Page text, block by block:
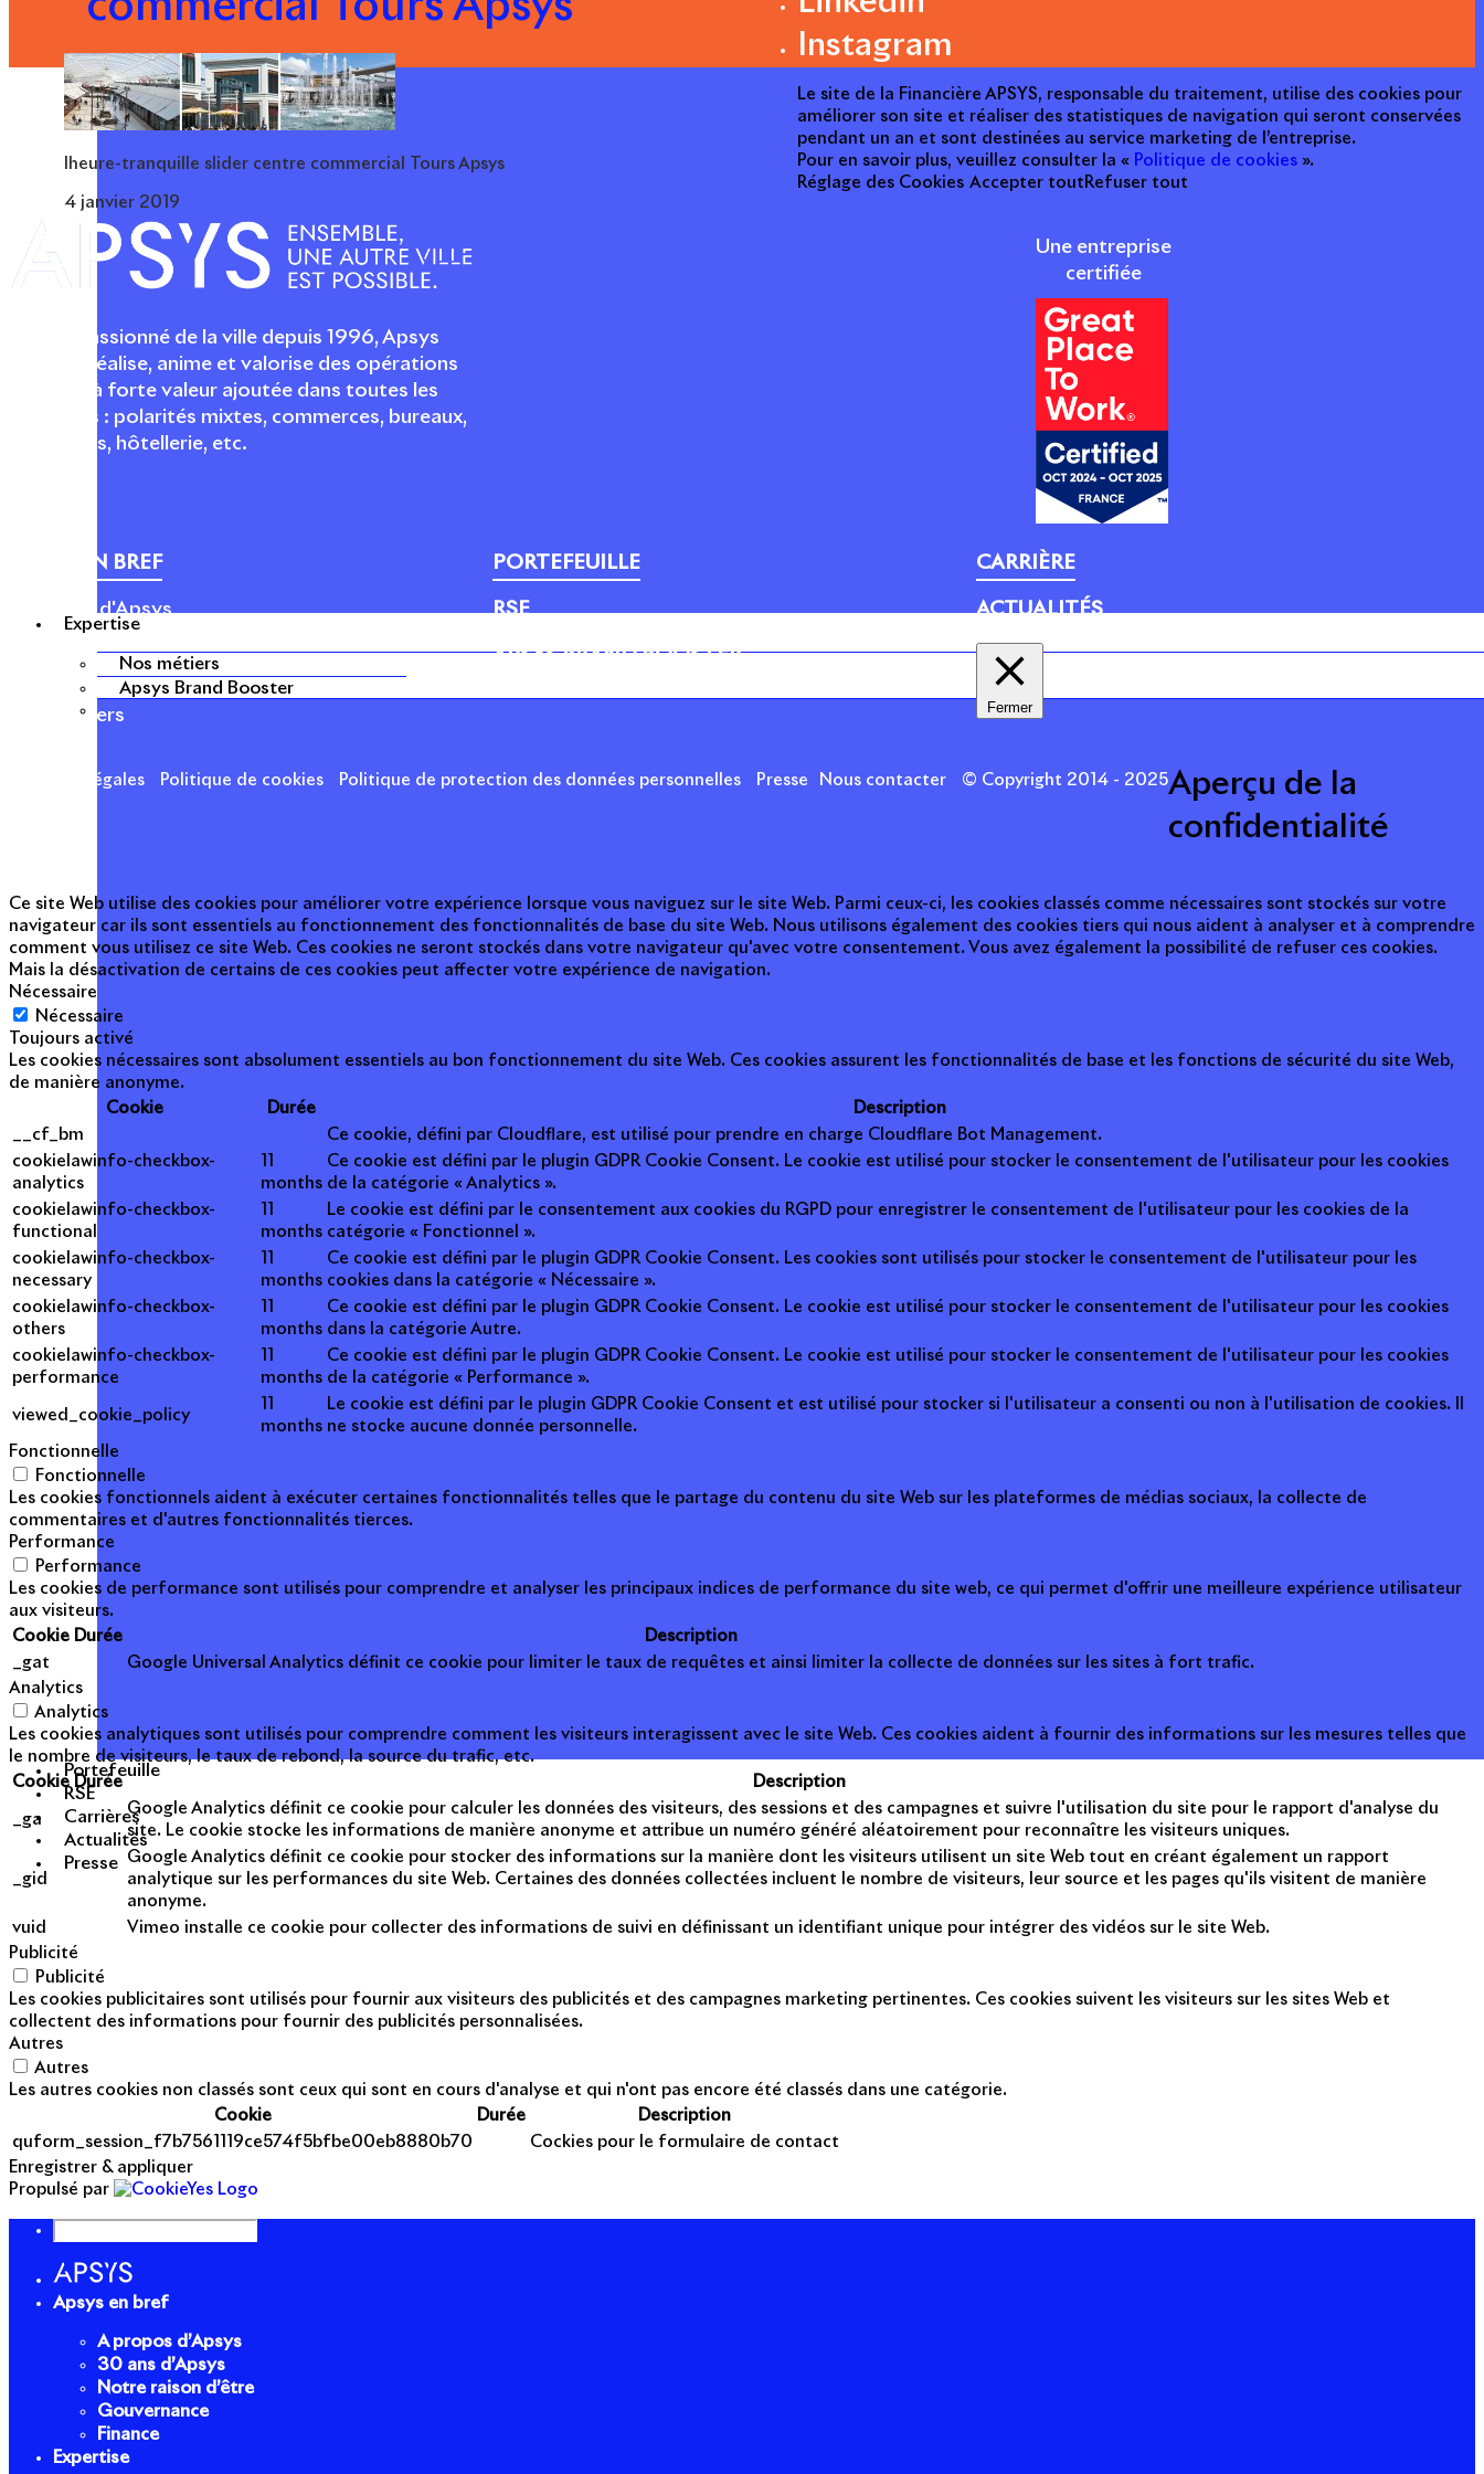
Expertise
Nos métiers
Apsys Brand Booster
Portefeuille
RSE
Carrières
Actualités
Presse
lheure-tranquille slider centre commercial Tours Apsys
4 janvier 2019
Acteur passionné de la ville depuis 1996, Apsys
conçoit, réalise, anime et valorise des opérations
urbaines à forte valeur ajoutée dans toutes les
fonctions : polarités mixtes, commerces, bureaux,
logements, hôtellerie, etc.
Une entreprise
certifiée
APSYS EN BREF
À propos d'Apsys
Notre raison d’être
Nos dirigeants
Nos métiers
PORTEFEUILLE
RSE
APSYS BRAND BOOSTER
CARRIÈRE
ACTUALITÉS
Mentions légales Politique de cookies Politique de protection des données personnelles Presse Nous contacter © Copyright 2014 - 2025
Instagram
Le site de la Financière APSYS, responsable du traitement, utilise des cookies pour
améliorer son site et réaliser des statistiques de navigation qui seront conservées
pendant un an et sont destinées au service marketing de l’entreprise.
Pour en savoir plus, veuillez consulter la « Politique de cookies ».
Réglage des Cookies Accepter tout Refuser tout
Fermer
Aperçu de la
confidentialité
Ce site Web utilise des cookies pour améliorer votre expérience lorsque vous naviguez sur le site Web. Parmi ceux-ci, les cookies classés comme nécessaires sont stockés sur votre
navigateur car ils sont essentiels au fonctionnement des fonctionnalités de base du site Web. Nous utilisons également des cookies tiers qui nous aident à analyser et à comprendre
comment vous utilisez ce site Web. Ces cookies ne seront stockés dans votre navigateur qu'avec votre consentement. Vous avez également la possibilité de refuser ces cookies.
Mais la désactivation de certains de ces cookies peut affecter votre expérience de navigation.
Nécessaire
Nécessaire
Toujours activé
Les cookies nécessaires sont absolument essentiels au bon fonctionnement du site Web. Ces cookies assurent les fonctionnalités de base et les fonctions de sécurité du site Web,
de manière anonyme.
Cookie
Durée
Description
__cf_bm
Ce cookie, défini par Cloudflare, est utilisé pour prendre en charge Cloudflare Bot Management.
cookielawinfo-checkbox-
analytics
months
Ce cookie est défini par le plugin GDPR Cookie Consent. Le cookie est utilisé pour stocker le consentement de l'utilisateur pour les cookies
de la catégorie « Analytics ».
cookielawinfo-checkbox-
functional
months
Le cookie est défini par le consentement aux cookies du RGPD pour enregistrer le consentement de l'utilisateur pour les cookies de la
catégorie « Fonctionnel ».
cookielawinfo-checkbox-
necessary
months
Ce cookie est défini par le plugin GDPR Cookie Consent. Les cookies sont utilisés pour stocker le consentement de l'utilisateur pour les
cookies dans la catégorie « Nécessaire ».
cookielawinfo-checkbox-
others
months
Ce cookie est défini par le plugin GDPR Cookie Consent. Le cookie est utilisé pour stocker le consentement de l'utilisateur pour les cookies
dans la catégorie Autre.
cookielawinfo-checkbox-
performance
months
Ce cookie est défini par le plugin GDPR Cookie Consent. Le cookie est utilisé pour stocker le consentement de l'utilisateur pour les cookies
de la catégorie « Performance ».
viewed_cookie_policy
months
Le cookie est défini par le plugin GDPR Cookie Consent et est utilisé pour stocker si l'utilisateur a consenti ou non à l'utilisation de cookies. Il
ne stocke aucune donnée personnelle.
Fonctionnelle
Fonctionnelle
Les cookies fonctionnels aident à exécuter certaines fonctionnalités telles que le partage du contenu du site Web sur les plateformes de médias sociaux, la collecte de
commentaires et d'autres fonctionnalités tierces.
Performance
Performance
Les cookies de performance sont utilisés pour comprendre et analyser les principaux indices de performance du site web, ce qui permet d'offrir une meilleure expérience utilisateur
aux visiteurs.
Cookie Durée
Description
_gat
Google Universal Analytics définit ce cookie pour limiter le taux de requêtes et ainsi limiter la collecte de données sur les sites à fort trafic.
Analytics
Analytics
Les cookies analytiques sont utilisés pour comprendre comment les visiteurs interagissent avec le site Web. Ces cookies aident à fournir des informations sur les mesures telles que
le nombre de visiteurs, le taux de rebond, la source du trafic, etc.
Cookie Durée Description
_ga
Google Analytics définit ce cookie pour calculer les données des visiteurs, des sessions et des campagnes et suivre l'utilisation du site pour le rapport d'analyse du
site. Le cookie stocke les informations de manière anonyme et attribue un numéro généré aléatoirement pour reconnaître les visiteurs uniques.
_gid
Google Analytics définit ce cookie pour stocker des informations sur la manière dont les visiteurs utilisent un site Web tout en créant également un rapport
analytique sur les performances du site Web. Certaines des données collectées incluent le nombre de visiteurs, leur source et les pages qu'ils visitent de manière
anonyme.
vuid
Vimeo installe ce cookie pour collecter des informations de suivi en définissant un identifiant unique pour intégrer des vidéos sur le site Web.
Publicité
Publicité
Les cookies publicitaires sont utilisés pour fournir aux visiteurs des publicités et des campagnes marketing pertinentes. Ces cookies suivent les visiteurs sur les sites Web et
collectent des informations pour fournir des publicités personnalisées.
Autres
Autres
Les autres cookies non classés sont ceux qui sont en cours d'analyse et qui n'ont pas encore été classés dans une catégorie.
Cookie
Durée
Description
quform_session_f7b7561119ce574f5bfbe00eb8880b70
Cockies pour le formulaire de contact
Enregistrer & appliquer
Propulsé par
Apsys en bref
A propos d’Apsys
30 ans d’Apsys
Notre raison d’être
Gouvernance
Finance
Expertise